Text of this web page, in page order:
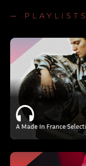
—
A Made In France